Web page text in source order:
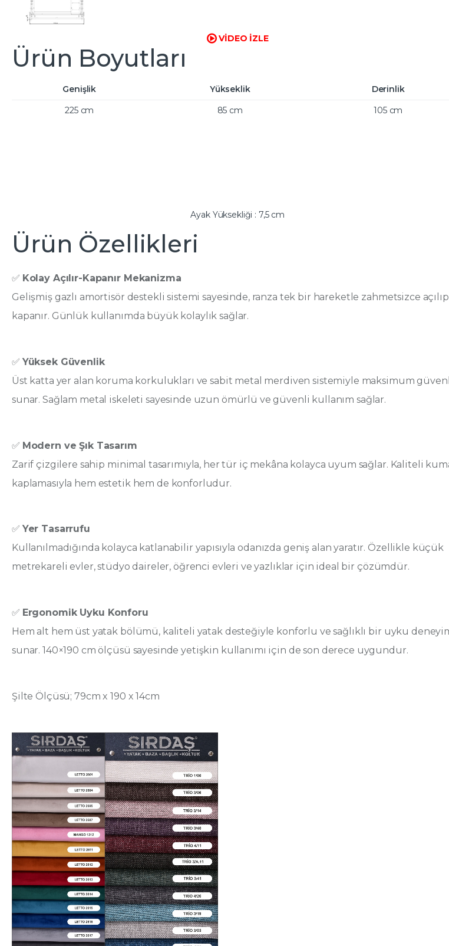
VİDEO İZLE
Ürün Boyutları
Genişlik Yükseklik
Derinlik
225 cm
85 cm 105 cm
Ayak Yüksekliği : 7,5 cm
Ürün Özellikleri
✅ Kolay Açılır-Kapanır Mekanizma
Gelişmiş gazlı amortisör destekli sistemi sayesinde, ranza tek bir hareketle zahmetsizce açılıp
kapanır. Günlük kullanımda büyük kolaylık sağlar.
✅ Yüksek Güvenlik
Üst katta yer alan koruma korkulukları ve sabit metal merdiven sistemiyle maksimum
sunar. Sağlam metal iskeleti sayesinde uzun ömürlü ve güvenli kullanım sağlar.
✅ Modern ve Şık Tasarım
Zarif çizgilere sahip minimal tasarımıyla, her tür iç mekâna kolayca uyum sağlar. Kaliteli
kaplamasıyla hem estetik hem de konforludur.
✅ Yer Tasarrufu
Kullanılmadığında kolayca katlanabilir yapısıyla odanızda geniş alan yaratır. Özellikle küçük
metrekareli evler, stüdyo daireler, öğrenci evleri ve yazlıklar için ideal bir çözümdür.
✅ Ergonomik Uyku Konforu
Hem alt hem üst yatak bölümü, kaliteli yatak desteğiyle konforlu ve sağlıklı bir uyku
sunar. 140×190 cm ölçüsü sayesinde yetişkin kullanımı için de son derece uygundur.
Şilte Ölçüsü; 79cm x 190 x 14cm